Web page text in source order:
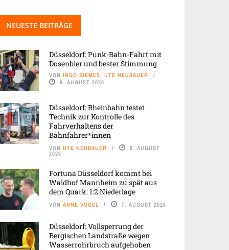
NEUESTE BEITRÄGE
Düsseldorf: Punk-Bahn-Fahrt mit
Dosenbier und bester Stimmung
VON INGO SIEMES, UTE NEUBAUER
8. AUGUST 2026
Düsseldorf: Rheinbahn testet
Technik zur Kontrolle des
Fahrverhaltens der
Bahnfahrer*innen
VON UTE NEUBAUER 8. AUGUST
2026
Fortuna Düsseldorf kommt bei
Waldhof Mannheim zu spät aus
dem Quark: 1:2 Niederlage
VON ANNE VOGEL 7. AUGUST 2026
Düsseldorf: Vollsperrung der
Bergischen Landstraße wegen
Wasserrohrbruch aufgehoben